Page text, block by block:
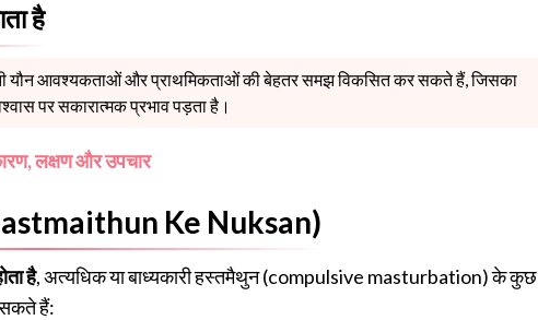
है
यौन आवश्यकताओं और प्राथमिकताओं की बेहतर समझ विकसित कर सकते हैं, जिसका
पर सकारात्मक प्रभाव पड़ता है।
लक्षण और उपचार
Ke Nuksan)
है, अत्यधिक या बाध्यकारी हस्तमैथुन (compulsive masturbation) के कुछ
सकते हैं: